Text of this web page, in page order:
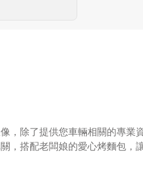
，除了提供您車輛相關的專業
，搭配老闆娘的愛心烤麵包，